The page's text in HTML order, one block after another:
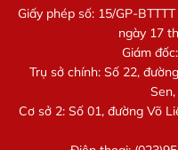
Giấy phép số: 15/GP-
ngày 17
Giám
Trụ sở chính: Số 22,
Cơ sở 2: Số 01, đường Võ